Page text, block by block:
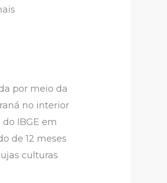
por meio da
no interior
IBGE em
de 12 meses
culturas